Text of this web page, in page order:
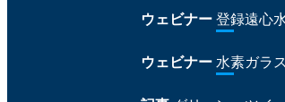
ウェビナー 登録遠心
ウェビナー 水素ガラ